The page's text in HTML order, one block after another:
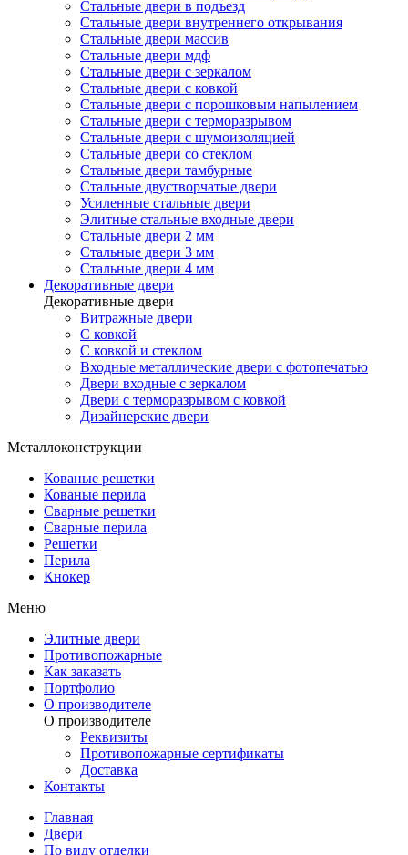
Стальные двери в подъезд
Стальные двери внутреннего открывания
Стальные двери массив
Стальные двери мдф
Стальные двери с зеркалом
Стальные двери с ковкой
Стальные двери с порошковым напылением
Стальные двери с терморазрывом
Стальные двери с шумоизоляцией
Стальные двери со стеклом
Стальные двери тамбурные
Стальные двустворчатые двери
Усиленные стальные двери
Элитные стальные входные двери
Стальные двери 2 мм
Стальные двери 3 мм
Стальные двери 4 мм
Декоративные двери
Декоративные двери
Витражные двери
С ковкой
С ковкой и стеклом
Входные металлические двери с фотопечатью
Двери входные с зеркалом
Двери с терморазрывом с ковкой
Дизайнерские двери
Металлоконструкции
Кованые решетки
Кованые перила
Сварные решетки
Сварные перила
Решетки
Перила
Кнокер
Меню
Элитные двери
Противопожарные
Как заказать
Портфолио
О производителе
О производителе
Реквизиты
Противопожарные сертификаты
Доставка
Контакты
Главная
Двери
По виду отделки